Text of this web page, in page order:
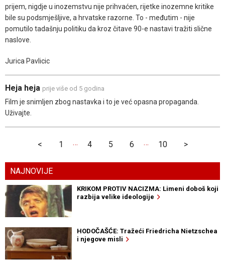
prijem, nigdje u inozemstvu nije prihvaćen, rijetke inozemne kritike
bile su podsmješljive, a hrvatske razorne. To - međutim - nije
pomutilo tadašnju politiku da kroz čitave 90-e nastavi tražiti slične
naslove.
Jurica Pavlicic
Heja heja prije više od 5 godina
Film je snimljen zbog nastavka i to je već opasna propaganda.
Uživajte.
< 1 … 4 5 6 … 10 >
NAJNOVIJE
KRIKOM PROTIV NACIZMA: Limeni doboš koji
razbija velike ideologije
HODOČAŠĆE: Tražeći Friedricha Nietzschea
i njegove misli